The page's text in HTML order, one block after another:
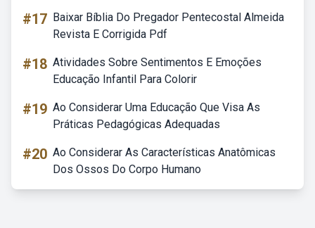
#17 Baixar Bíblia Do Pregador Pentecostal Almeida
Revista E Corrigida Pdf
#18 Atividades Sobre Sentimentos E Emoções
Educação Infantil Para Colorir
#19 Ao Considerar Uma Educação Que Visa As
Práticas Pedagógicas Adequadas
#20 Ao Considerar As Características Anatômicas
Dos Ossos Do Corpo Humano